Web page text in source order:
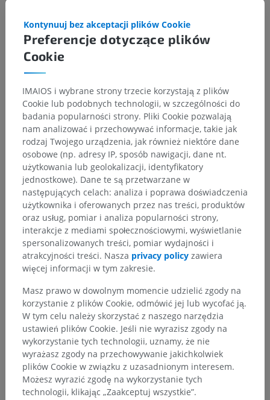
Morphologia externa
Definicja
Nie wprowadzono jeszcze definicji tej struktury
anatomicznej
ZASUGERUJ DEFINICJĘ
Hierarchia anatomiczna
Anatomia człowieka 1
Anatomia układu kostnego > Układ nerwowy >
Centralny system nerwowy> Mózg> Pień mózgu
Cechy zewnętrzne
Powiązane struktury: Nie istnieją struktury powiązane
z tą częścią ciała
Preferencje dotyczące plików
Cookie
Kontynuuj bez akceptacji plików Cookie
IMAIOS i wybrane strony trzecie korzystają z plików
Cookie lub podobnych technologii, w szczególności do
badania popularności strony. Pliki Cookie pozwalają
nam analizować i przechowywać informacje, takie jak
rodzaj Twojego urządzenia, jak również niektóre dane
osobowe (np. adresy IP, sposób nawigacji, dane nt.
użytkowania lub geolokalizacji, identyfikatory
jednostkowe). Dane te są przetwarzane w
następujących celach: analiza i poprawa doświadczenia
użytkownika i oferowanych przez nas treści, produktów
oraz usług, pomiar i analiza popularności strony,
interakcje z mediami społecznościowymi, wyświetlanie
spersonalizowanych treści, pomiar wydajności i
atrakcyjności treści. Nasza privacy policy zawiera
więcej informacji w tym zakresie.
Masz prawo w dowolnym momencie udzielić zgody na
korzystanie z plików Cookie, odmówić jej lub wycofać ją.
W tym celu należy skorzystać z naszego narzędzia
ustawień plików Cookie. Jeśli nie wyrazisz zgody na
wykorzystanie tych technologii, uznamy, że nie
wyrażasz zgody na przechowywanie jakichkolwiek
plików Cookie w związku z uzasadnionym interesem.
Możesz wyrazić zgodę na wykorzystanie tych
technologii, klikając „Zaakceptuj wszystkie”.